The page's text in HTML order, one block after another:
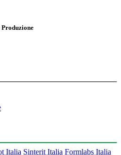
Italia Sinterit Italia Formlabs Italia